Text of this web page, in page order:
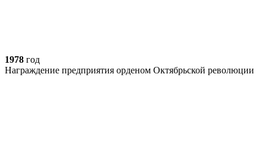
1978 год
Награждение предприятия орденом Октябрьской революции